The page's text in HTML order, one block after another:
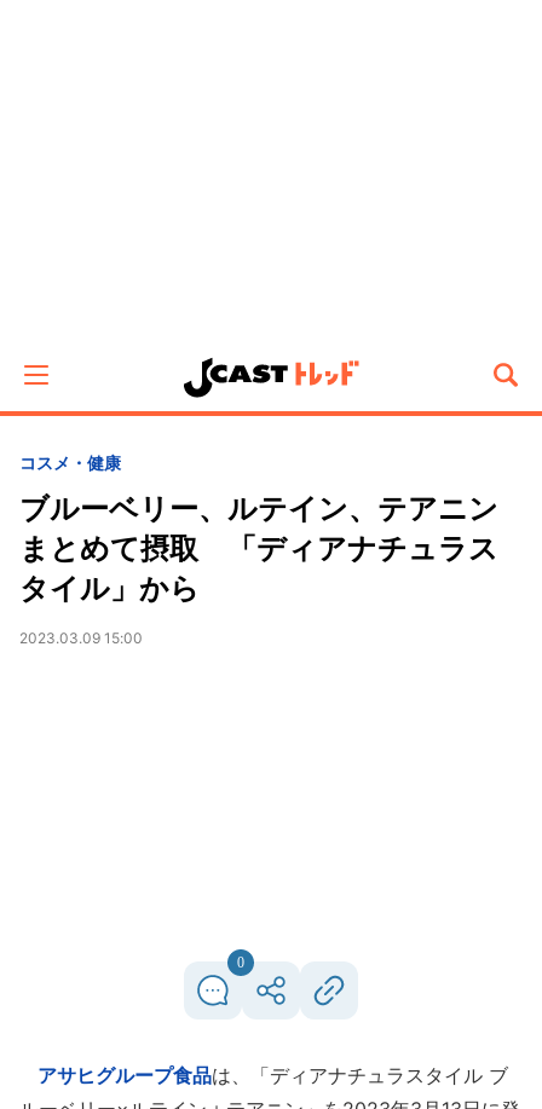
コスメ・健康
ブルーベリー、ルテイン、テアニン
まとめて摂取 「ディアナチュラス
タイル」から
2023.03.09 15:00
0
アサヒグループ食品は、「ディアナチュラスタイル ブ